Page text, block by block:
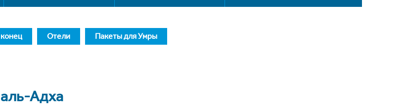
Отели Пакеты для Умры
Адха